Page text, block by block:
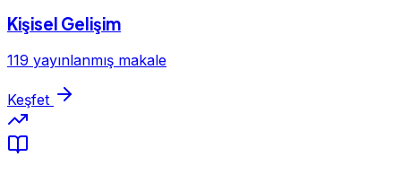
Kişisel Gelişim
119 yayınlanmış makale
Keşfet